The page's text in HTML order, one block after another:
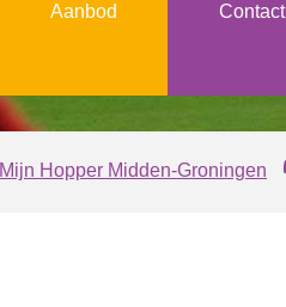
Aanbod Contact
Mijn Hopper Midden-Groningen